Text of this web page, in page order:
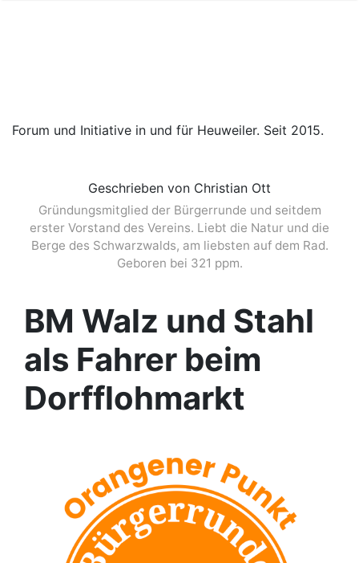
Forum und Initiative in und für Heuweiler. Seit 2015.
Geschrieben von Christian Ott
Gründungsmitglied der Bürgerrunde und seitdem
erster Vorstand des Vereins. Liebt die Natur und die
Berge des Schwarzwalds, am liebsten auf dem Rad.
Geboren bei 321 ppm.
BM Walz und Stahl
als Fahrer beim
Dorfflohmarkt